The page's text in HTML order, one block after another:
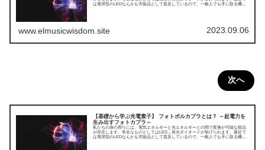
は電球型のLEDなんかも市販品として普及しているので、一般人でも手に取る機会
www.elmusicwisdom.site 2023.09.06
次へ
【基礎から学ぶ光電素子】 フォトボルカプラとは？ ～起電力を
生み出すフォトカプラ～
私たちの身の周りには、電気エネルギーと光エネルギーとの間で変換が可能な部品
が存在します。有名なものとしてはLED…発光ダイオードが挙げられます。最近で
は電球型のLEDなんかも市販品として普及しているので、一般人でも手に取る機会